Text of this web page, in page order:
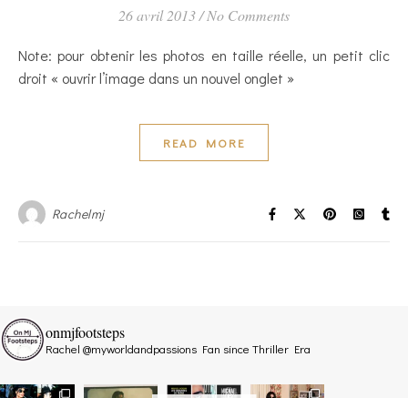
26 avril 2013/No Comments
Note: pour obtenir les photos en taille réelle, un petit clic
droit « ouvrir l’image dans un nouvel onglet »
READ MORE
Rachelmj
onmjfootsteps
Rachel @myworldandpassions Fan since Thriller Era